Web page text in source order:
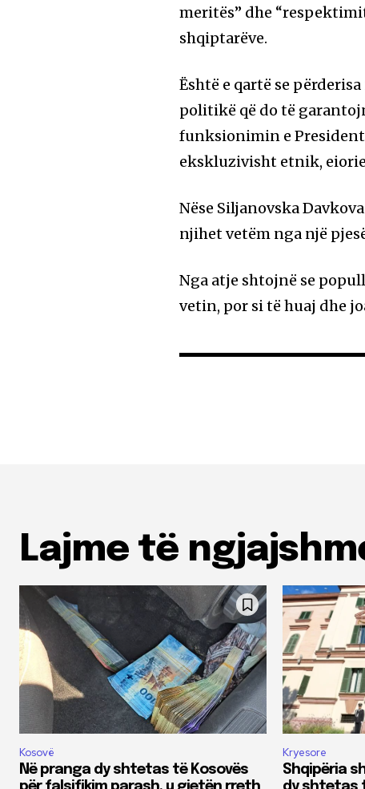
meritës” dhe
shqiptarëve.
Është e qartë se
politikë që do të
funksionimin e
ekskluzivisht etnik,
Nëse Siljanovska
njihet vetëm nga një
Nga atje shtojnë se
vetin, por si të huaj dhe
Lajme të
Kosovë
Në pranga dy shtetas të Kosovës
Kryesore
Shqipëria